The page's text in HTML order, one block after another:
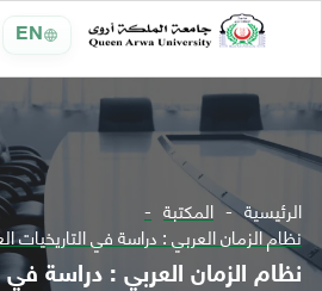
EN
الرئيسية المكتبة
نظام الزمان العربي : دراسة في التاريخيات
نظام الزمان العربي : دراسة في